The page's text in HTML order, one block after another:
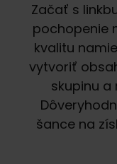
Začať s
pochopenie
kvalitu
vytvoriť
skupinu a
šance na